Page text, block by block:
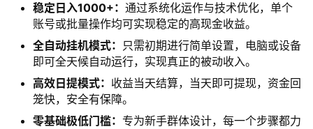
稳定日入1000+： 通过系统化运作与技术优化，单个
账号或批量操作均可实现稳定的高现金收益。
全自动挂机模式： 只需初期进行简单设置，电脑或设备
即可全天候自动运行，实现真正的被动收入。
高效日提模式： 收益当天结算，当天即可提现，资金回
笼快，安全有保障。
零基础极低门槛： 专为新手群体设计，每一个步骤都力